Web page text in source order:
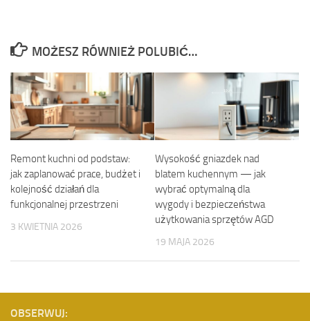
MOŻESZ RÓWNIEŻ POLUBIĆ…
Remont kuchni od podstaw:
jak zaplanować prace, budżet i
kolejność działań dla
funkcjonalnej przestrzeni
3 KWIETNIA 2026
Wysokość gniazdek nad
blatem kuchennym — jak
wybrać optymalną dla
wygody i bezpieczeństwa
użytkowania sprzętów AGD
19 MAJA 2026
OBSERWUJ: